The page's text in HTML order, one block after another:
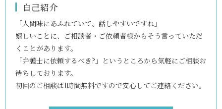
自己紹介
「人間味にあふれていて、話しやすいですね」
嬉しいことに、ご相談者・ご依頼者様からそう言っていただ
くことがあります。
「弁護士に依頼するべき?」というところから気軽にご相談お
待ちしております。
初回のご相談は1時間無料ですので安心してご連絡ください。